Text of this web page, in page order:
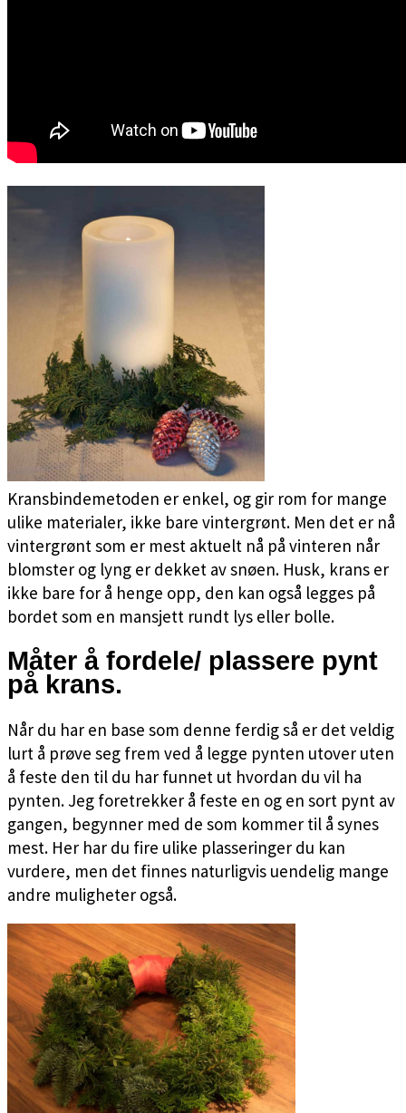
Kransbindemetoden er enkel, og gir rom for mange
ulike materialer, ikke bare vintergrønt. Men det er nå
vintergrønt som er mest aktuelt nå på vinteren når
blomster og lyng er dekket av snøen. Husk, krans er
ikke bare for å henge opp, den kan også legges på
bordet som en mansjett rundt lys eller bolle.
Måter å fordele/ plassere pynt
på krans.
Når du har en base som denne ferdig så er det veldig
lurt å prøve seg frem ved å legge pynten utover uten
å feste den til du har funnet ut hvordan du vil ha
pynten. Jeg foretrekker å feste en og en sort pynt av
gangen, begynner med de som kommer til å synes
mest. Her har du fire ulike plasseringer du kan
vurdere, men det finnes naturligvis uendelig mange
andre muligheter også.